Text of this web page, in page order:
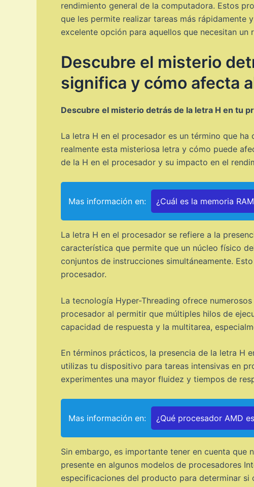
rendimiento general de la computadora. Estos
que les permite realizar tareas más rápidamente
excelente opción para aquellos que necesitan
Descubre el misterio
significa y cómo afecta
Descubre el misterio detrás de la letra H en tu
La letra H en el procesador es un término que
realmente esta misteriosa letra y cómo puede
de la H en el procesador y su impacto en el
Mas información en: ¿Cuál es la memoria
La letra H en el procesador se refiere a la
característica que permite que un núcleo físico
conjuntos de instrucciones simultáneamente.
procesador.
La tecnología Hyper-Threading ofrece
procesador al permitir que múltiples hilos de
capacidad de respuesta y la multitarea,
En términos prácticos, la presencia de la letra H
utilizas tu dispositivo para tareas intensivas en
experimentes una mayor fluidez y tiempos de
Mas información en: ¿Qué procesador AMD
Sin embargo, es importante tener en cuenta que
presente en algunos modelos de procesadores
especificaciones del producto para determinar si